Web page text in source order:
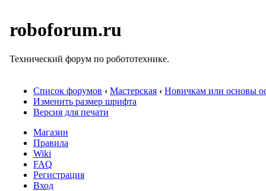
roboforum.ru
Технический форум по робототехнике.
Список форумов ‹ Мастерская ‹ Новичкам или основы
Изменить размер шрифта
Версия для печати
Магазин
Правила
Wiki
FAQ
Регистрация
Вход